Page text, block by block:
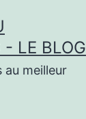
- LE BLOG
au meilleur